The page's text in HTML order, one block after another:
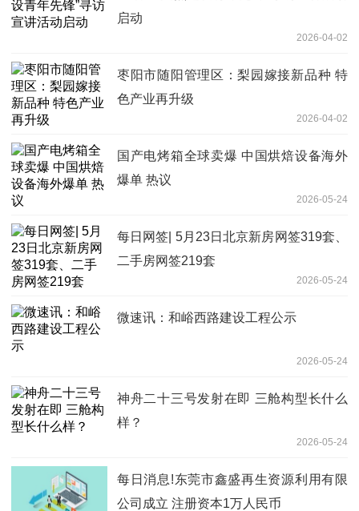
启动
2026-04-02
枣阳市随阳管理区：梨园嫁接新品种 特
色产业再升级
2026-04-02
国产电烤箱全球卖爆 中国烘焙设备海外
爆单 热议
2026-05-24
每日网签| 5月23日北京新房网签319套、
二手房网签219套
2026-05-24
微速讯：和峪西路建设工程公示
2026-05-24
神舟二十三号发射在即 三舱构型长什么
样？
2026-05-24
每日消息!东莞市鑫盛再生资源利用有限
公司成立 注册资本1万人民币